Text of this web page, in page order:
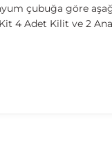
çubuğa göre
Adet Kilit ve 2